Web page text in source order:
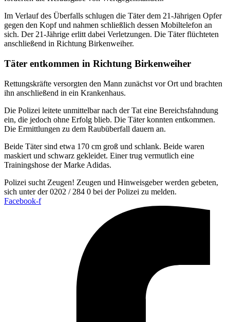
Im Verlauf des Überfalls schlugen die Täter dem 21-Jährigen Opfer
gegen den Kopf und nahmen schließlich dessen Mobiltelefon an
sich. Der 21-Jährige erlitt dabei Verletzungen. Die Täter flüchteten
anschließend in Richtung Birkenweiher.
Täter entkommen in Richtung Birkenweiher
Rettungskräfte versorgten den Mann zunächst vor Ort und brachten
ihn anschließend in ein Krankenhaus.
Die Polizei leitete unmittelbar nach der Tat eine Bereichsfahndung
ein, die jedoch ohne Erfolg blieb. Die Täter konnten entkommen.
Die Ermittlungen zu dem Raubüberfall dauern an.
Beide Täter sind etwa 170 cm groß und schlank. Beide waren
maskiert und schwarz gekleidet. Einer trug vermutlich eine
Trainingshose der Marke Adidas.
Polizei sucht Zeugen! Zeugen und Hinweisgeber werden gebeten,
sich unter der 0202 / 284 0 bei der Polizei zu melden.
Facebook-f